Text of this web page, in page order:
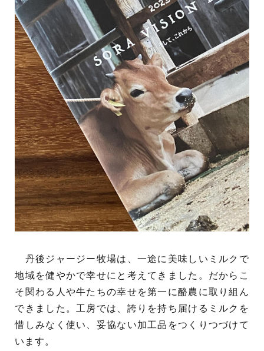
丹後ジャージー牧場は、一途に美味しいミルクで
地域を健やかで幸せにと考えてきました。だからこ
そ関わる人や牛たちの幸せを第一に酪農に取り組ん
できました。工房では、誇りを持ち届けるミルクを
惜しみなく使い、妥協ない加工品をつくりつづけて
います。